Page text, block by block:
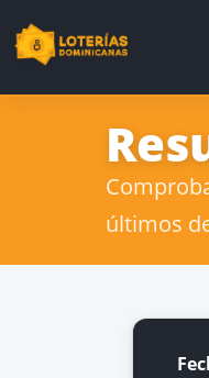
últimos